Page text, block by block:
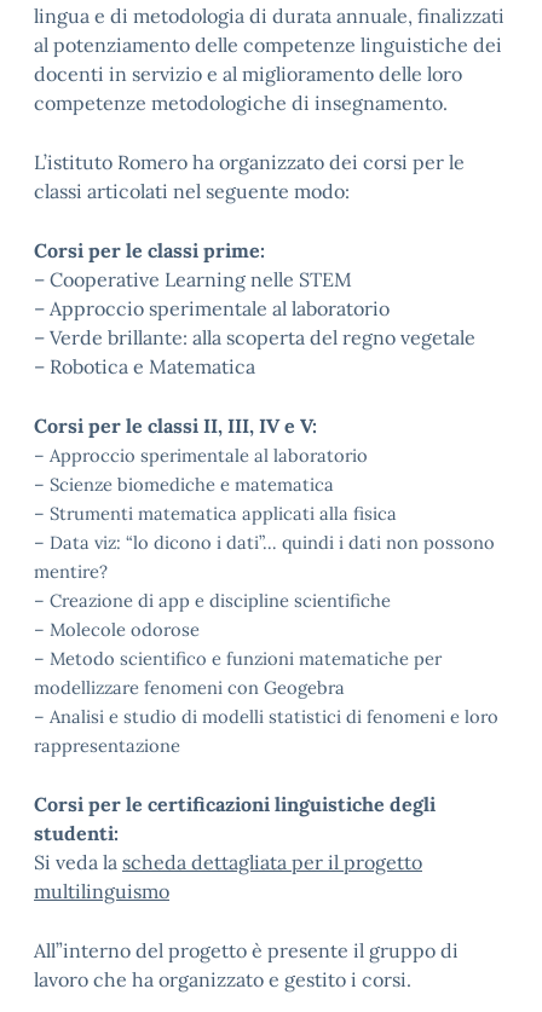
lingua e di metodologia di durata annuale, finalizzati
al potenziamento delle competenze linguistiche dei
docenti in servizio e al miglioramento delle loro
competenze metodologiche di insegnamento.
L’istituto Romero ha organizzato dei corsi per le
classi articolati nel seguente modo:
Corsi per le classi prime:
– Cooperative Learning nelle STEM
– Approccio sperimentale al laboratorio
– Verde brillante: alla scoperta del regno vegetale
– Robotica e Matematica
Corsi per le classi II, III, IV e V:
– Approccio sperimentale al laboratorio
– Scienze biomediche e matematica
– Strumenti matematica applicati alla fisica
– Data viz: “lo dicono i dati”… quindi i dati non possono
mentire?
– Creazione di app e discipline scientifiche
– Molecole odorose
– Metodo scientifico e funzioni matematiche per
modellizzare fenomeni con Geogebra
– Analisi e studio di modelli statistici di fenomeni e loro
rappresentazione
Corsi per le certificazioni linguistiche degli
studenti:
Si veda la scheda dettagliata per il progetto
multilinguismo
All”interno del progetto è presente il gruppo di
lavoro che ha organizzato e gestito i corsi.